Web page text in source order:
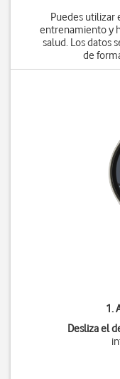
Puedes utilizar
entrenamiento y
salud. Los datos
de
1.
Desliza el